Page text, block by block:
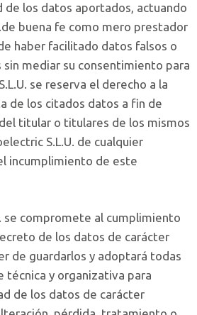
de los datos aportados, actuando
buena fe como mero prestador
haber facilitado datos falsos o
mediar su consentimiento para
se reserva el derecho a la
de los citados datos a fin de
titular o titulares de los mismos
S.L.U. de cualquier
incumplimiento de este
se compromete al cumplimiento
de los datos de carácter
de guardarlos y adoptará todas
técnica y organizativa para
de los datos de carácter